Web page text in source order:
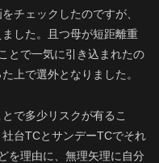
チェックしたのですが、
した。且つ母が短距離重
とで一気に引き込まれたの
上で選外となりました。
で多少リスクが有るこ
台TCとサンデーTCでそれ
を理由に、無理矢理に自分